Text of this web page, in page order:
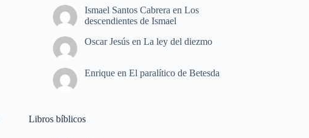
Ismael Santos Cabrera enLos
descendientes de Ismael
Oscar Jesús enLa ley del diezmo
Enrique enEl paralítico de Betesda
Libros bíblicos